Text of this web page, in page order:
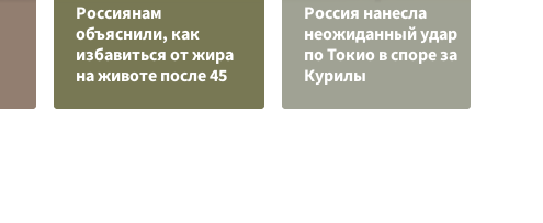
Россиянам
объяснили, как
избавиться от жира
на животе после 45
Россия нанесла
неожиданный удар
по Токио в споре за
Курилы